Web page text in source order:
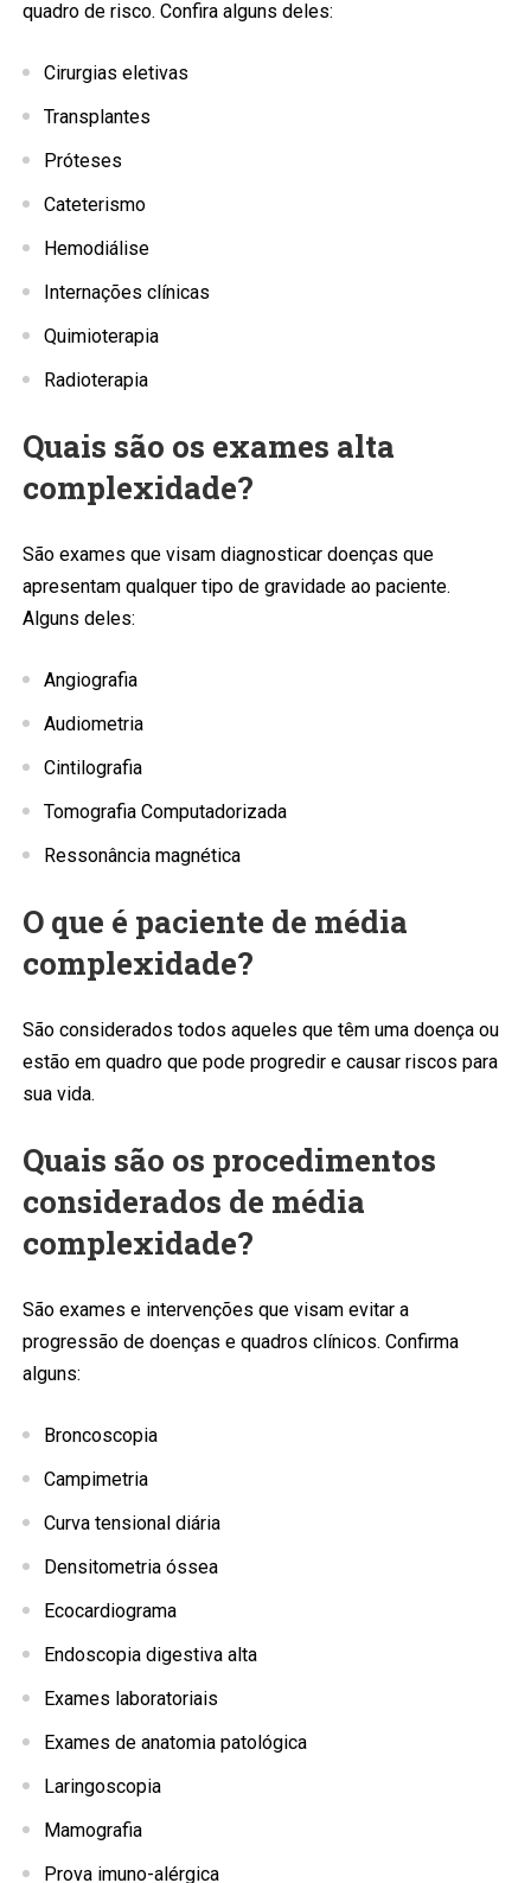
quadro de risco. Confira alguns deles:
Cirurgias eletivas
Transplantes
Próteses
Cateterismo
Hemodiálise
Internações clínicas
Quimioterapia
Radioterapia
Quais são os exames alta
complexidade?
São exames que visam diagnosticar doenças que
apresentam qualquer tipo de gravidade ao paciente.
Alguns deles:
Angiografia
Audiometria
Cintilografia
Tomografia Computadorizada
Ressonância magnética
O que é paciente de média
complexidade?
São considerados todos aqueles que têm uma doença ou
estão em quadro que pode progredir e causar riscos para
sua vida.
Quais são os procedimentos
considerados de média
complexidade?
São exames e intervenções que visam evitar a
progressão de doenças e quadros clínicos. Confirma
alguns:
Broncoscopia
Campimetria
Curva tensional diária
Densitometria óssea
Ecocardiograma
Endoscopia digestiva alta
Exames laboratoriais
Exames de anatomia patológica
Laringoscopia
Mamografia
Prova imuno-alérgica